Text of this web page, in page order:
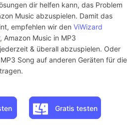
dir helfen kann, das Problem
Music abzuspielen. Damit das
empfehlen wir den ViWizard
, Amazon Music in MP3
& überall abzuspielen. Oder
Song auf anderen Geräten für die
Gratis testen